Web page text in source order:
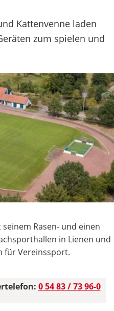
Kattenvenne laden
zum spielen und
Rasen- und einen
in Lienen und
für Vereinssport.
0 54 83 / 73 96-0